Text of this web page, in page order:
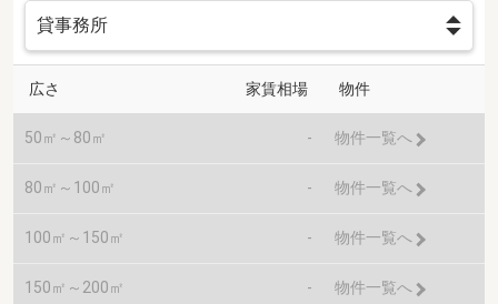
広さ 家賃相場 物件
50㎡～80㎡ - 物件一覧へ
80㎡～100㎡ - 物件一覧へ
100㎡～150㎡ - 物件一覧へ
150㎡～200㎡ - 物件一覧へ